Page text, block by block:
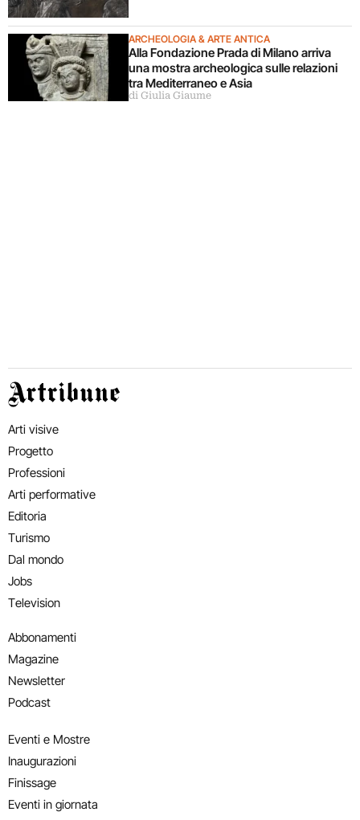
ARCHEOLOGIA & ARTE ANTICA
Alla Fondazione Prada di Milano arriva
una mostra archeologica sulle relazioni
tra Mediterraneo e Asia
di Giulia Giaume
Artribune
Arti visive
Progetto
Professioni
Arti performative
Editoria
Turismo
Dal mondo
Jobs
Television
Abbonamenti
Magazine
Newsletter
Podcast
Eventi e Mostre
Inaugurazioni
Finissage
Eventi in giornata